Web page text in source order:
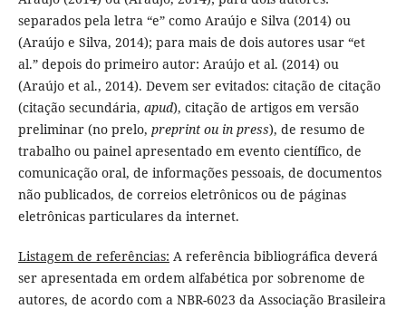
separados pela letra “e” como Araújo e Silva (2014) ou
(Araújo e Silva, 2014); para mais de dois autores usar “et
al.” depois do primeiro autor: Araújo et al. (2014) ou
(Araújo et al., 2014). Devem ser evitados: citação de citação
(citação secundária, apud), citação de artigos em versão
preliminar (no prelo, preprint ou in press), de resumo de
trabalho ou painel apresentado em evento científico, de
comunicação oral, de informações pessoais, de documentos
não publicados, de correios eletrônicos ou de páginas
eletrônicas particulares da internet.
Listagem de referências: A referência bibliográfica deverá
ser apresentada em ordem alfabética por sobrenome de
autores, de acordo com a NBR-6023 da Associação Brasileira